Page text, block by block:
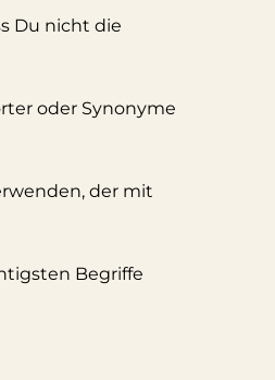
Du nicht die
oder Synonyme
der mit
Begriffe